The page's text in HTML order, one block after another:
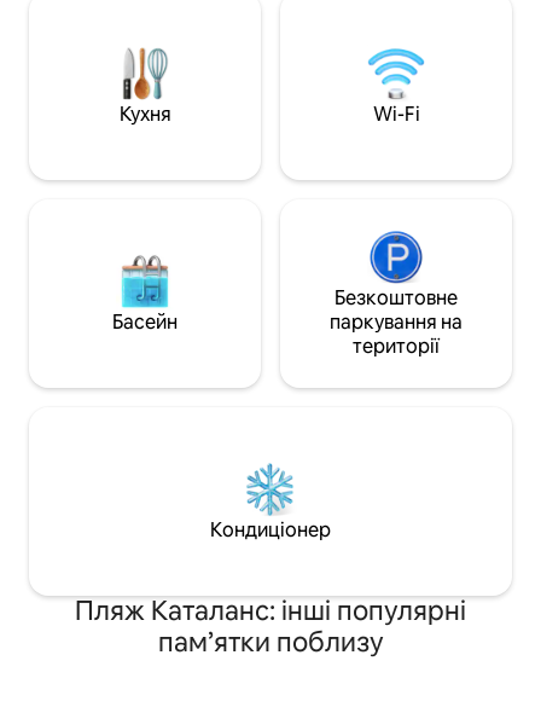
спеціальний робочий простір
дозволяють ефективно працювати в
режимі телероботи. Морська сторона,
офісна сторона або обидві сторони,
районом Пан' є.
завгодно пішки.
балконом з
насолодитеся
Кухня Wi-Fi
Басейн
Безкоштовне
паркування на
території
Кондиціонер
Пляж Каталанс: інші популярні
пам’ятки поблизу